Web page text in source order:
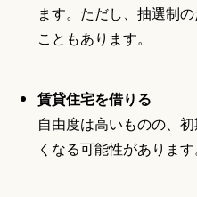
ます。ただし、抽選制
こともあります。
賃貸住宅を借りる
自由度は高いものの、
くなる可能性があります